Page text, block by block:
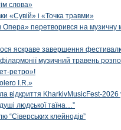
слова»
«Сувій» і «Точка травми»
перетворився на музичну
яскраве завершення
музичний травень
ретро»!
I.R.»
відкриття KharkivMusicFest-2026
людської таїна…”
“Сіверських клейнодів”